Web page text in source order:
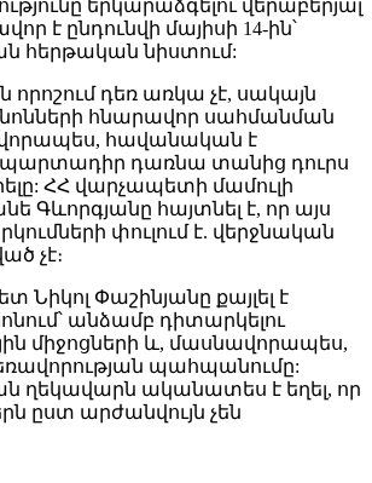
երկարաձգելու վերաբերյալ
է ընդունվի մայիսի 14-ին՝
հերթական նիստում:
դեռ առկա չէ, սակայն
հնարավոր սահմանման
հավանական է
պարտադիր դառնա տանից դուրս
ՀՀ վարչապետի մամուլի
Գևորգյանը հայտնել է, որ այս
փուլում է. վերջնական
չէ։
Նիկոլ Փաշինյանը քայլել է
անձամբ դիտարկելու
միջոցների և, մասնավորապես,
պահպանումը:
ղեկավարն ականատես է եղել, որ
ըստ արժանվույն չեն